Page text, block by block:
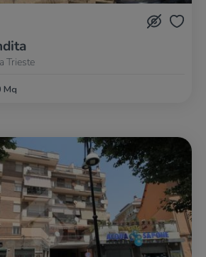
Trieste
Mq